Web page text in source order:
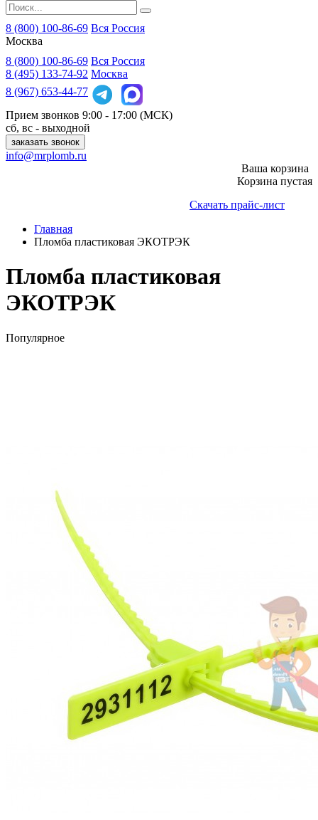
8 (800) 100-86-69 Вся Россия
Москва
8 (800) 100-86-69 Вся Россия
8 (495) 133-74-92 Москва
8 (967) 653-44-77
Прием звонков 9:00 - 17:00 (МСК)
сб, вс - выходной
заказать звонок
info@mrplomb.ru
Ваша корзина
Корзина пустая
Скачать прайс-лист
Главная
Пломба пластиковая ЭКОТРЭК
Пломба пластиковая
ЭКОТРЭК
Популярное